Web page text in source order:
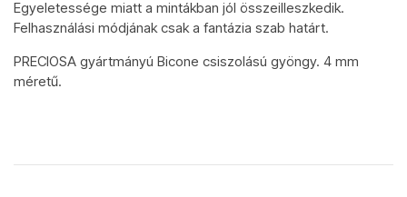
Egyeletessége miatt a mintákban jól összeilleszkedik.
Felhasználási módjának csak a fantázia szab határt.
PRECIOSA gyártmányú Bicone csiszolású gyöngy. 4 mm
méretű.